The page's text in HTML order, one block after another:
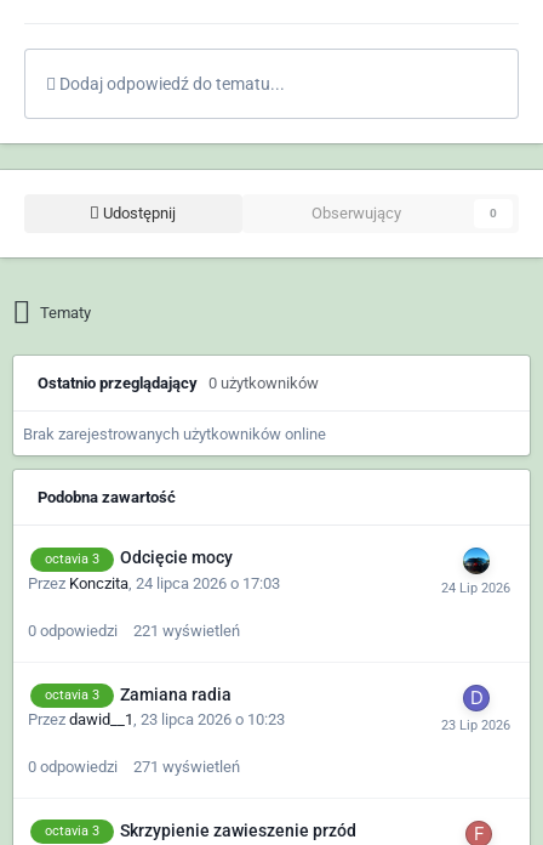
Dodaj odpowiedź do tematu...
Udostępnij Obserwujący 0
Tematy
Ostatnio przeglądający 0 użytkowników
Brak zarejestrowanych użytkowników online
Podobna zawartość
octavia 3 Odcięcie mocy
Przez Konczita 24 lipca 2026 o 17:03
0 odpowiedzi 221 wyświetleń
octavia 3 Zamiana radia
Przez dawid__1, 23 lipca 2026 o 10:23
0 odpowiedzi 271 wyświetleń
octavia 3 Skrzypienie zawieszenie przód